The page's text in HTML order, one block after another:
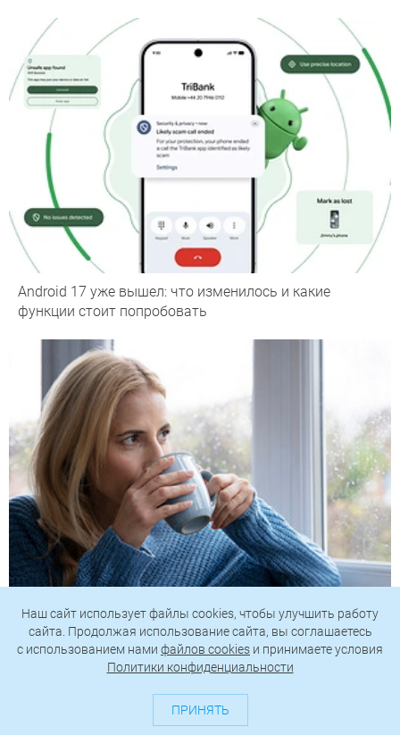
Android 17 уже вышел: что изменилось и какие
функции стоит попробовать
Как избавиться от влажности в квартире: 12
эффективных способов
Наш сайт использует файлы cookies, чтобы улучшить работу
сайта. Продолжая использование сайта, вы соглашаетесь
c использованием нами файлов cookies и принимаете условия
Политики конфиденциальности
ПРИНЯТЬ